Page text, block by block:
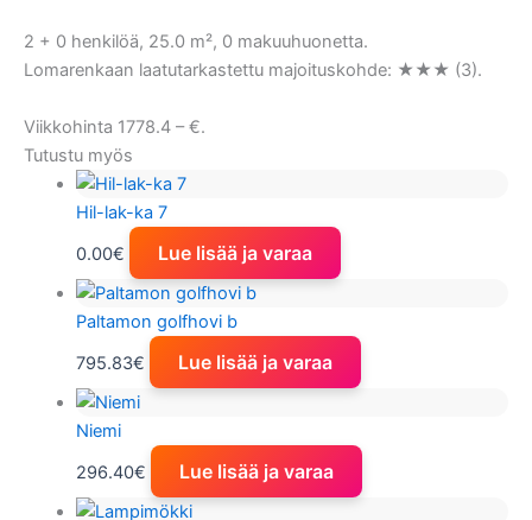
2 + 0 henkilöä, 25.0 m², 0 makuuhuonetta.
Lomarenkaan laatutarkastettu majoituskohde: ★★★ (3).
Viikkohinta 1778.4 – €.
Tutustu myös
Hil-lak-ka 7
0.00€ Lue lisää ja varaa
Paltamon golfhovi b
795.83€ Lue lisää ja varaa
Niemi
296.40€ Lue lisää ja varaa